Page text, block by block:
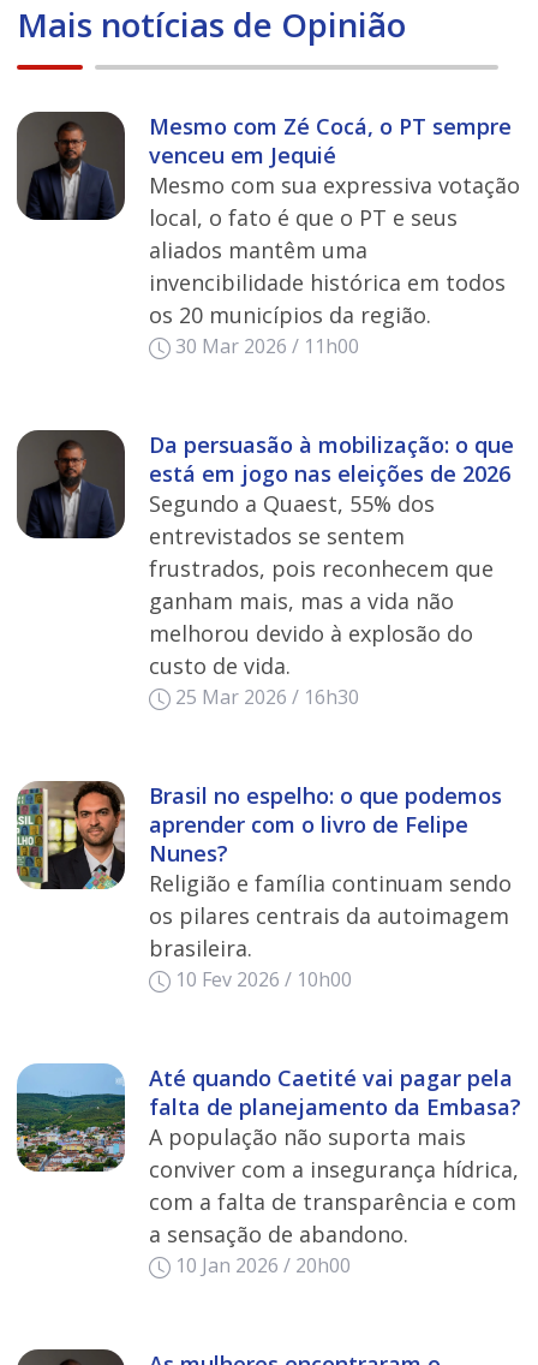
Mais notícias de Opinião
Mesmo com Zé Cocá, o PT sempre
venceu em Jequié
Mesmo com sua expressiva votação
local, o fato é que o PT e seus
aliados mantêm uma
invencibilidade histórica em todos
os 20 municípios da região.
30 Mar 2026 / 11h00
Da persuasão à mobilização: o que
está em jogo nas eleições de 2026
Segundo a Quaest, 55% dos
entrevistados se sentem
frustrados, pois reconhecem que
ganham mais, mas a vida não
melhorou devido à explosão do
custo de vida.
25 Mar 2026 / 16h30
Brasil no espelho: o que podemos
aprender com o livro de Felipe
Nunes?
Religião e família continuam sendo
os pilares centrais da autoimagem
brasileira.
10 Fev 2026 / 10h00
Até quando Caetité vai pagar pela
falta de planejamento da Embasa?
A população não suporta mais
conviver com a insegurança hídrica,
com a falta de transparência e com
a sensação de abandono.
10 Jan 2026 / 20h00